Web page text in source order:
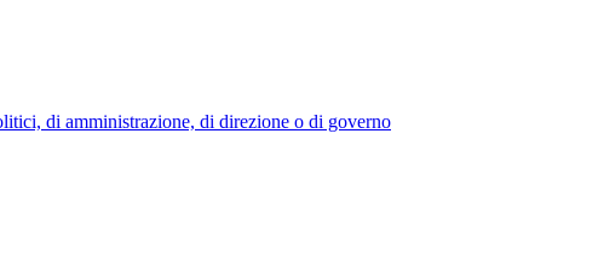
di amministrazione, di direzione o di governo